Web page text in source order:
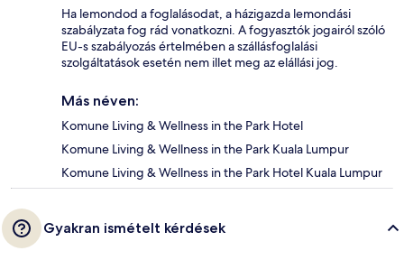
Ha lemondod a foglalásodat, a házigazda lemondási
szabályzata fog rád vonatkozni. A fogyasztók jogairól szóló
EU-s szabályozás értelmében a szállásfoglalási
szolgáltatások esetén nem illet meg az elállási jog.
Más néven:
Komune Living & Wellness in the Park Hotel
Komune Living & Wellness in the Park Kuala Lumpur
Komune Living & Wellness in the Park Hotel Kuala Lumpur
Gyakran ismételt kérdések